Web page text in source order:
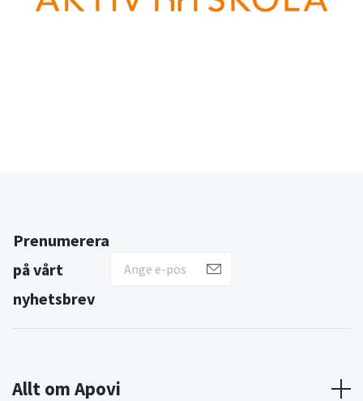
Prenumerera
på vårt
nyhetsbrev
Allt om Apovi